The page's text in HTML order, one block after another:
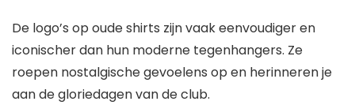
De logo’s op oude shirts zijn vaak eenvoudiger en
iconischer dan hun moderne tegenhangers. Ze
roepen nostalgische gevoelens op en herinneren je
aan de gloriedagen van de club.